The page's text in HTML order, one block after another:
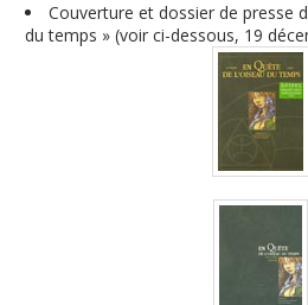
Couverture et dossier de presse
du temps » (voir ci-dessous, 19